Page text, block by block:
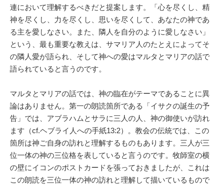
連において理解するべきだと提案します。「心を尽くし、精
神を尽くし、力を尽くし、思いを尽くして、あなたの神であ
る主を愛しなさい。また、隣人を自分のように愛しなさい」
という、最も重要な教えは、サマリア人のたとえによってそ
の隣人愛が語られ、そして神への愛はマルタとマリアの話で
語られていると言うのです。
マルタとマリアの話では、神の臨在がテーマであることに異
論はありません。第一の朗読箇所である「イサクの誕生の予
告」では、アブラハムとサラに三人の人、神の御使いが訪れ
ます（cf.ヘブライ人への手紙13:2）。教会の伝統では、この
箇所は神ご自身の訪れと理解するものもあります。三人が三
位一体の神の三位格を表していると言うのです。牧師室の横
の壁にイコンのポストカードを張っておきましたが、これは
この朗読を三位一体の神の訪れと理解して描いているもので